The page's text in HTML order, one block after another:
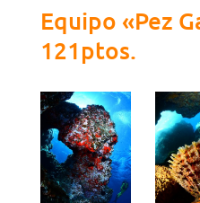
Equipo «Pez
121ptos.